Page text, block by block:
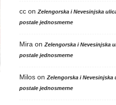
ccon Zelengorska i Nevesinjska
postale jednosmerne
Mira on Zelengorska i Nevesinjska
postale jednosmerne
Miloson Zelengorska i Nevesinjska
postale jednosmerne